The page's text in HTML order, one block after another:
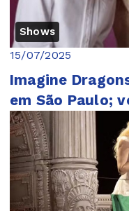
Shows
15/07/2025
Imagine
em São Paulo;